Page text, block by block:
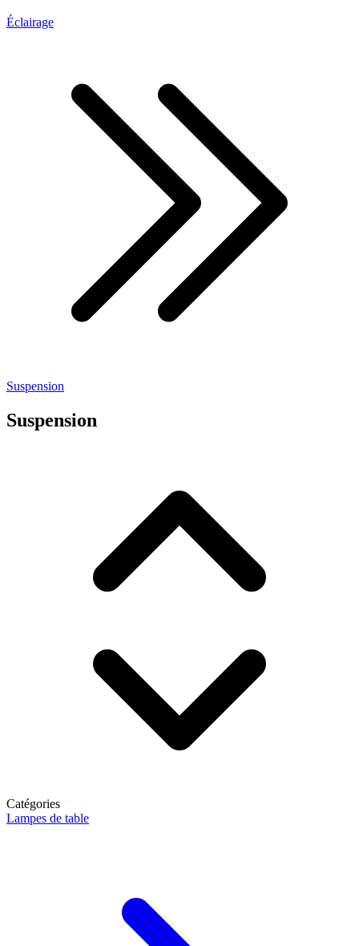
Éclairage
Suspension
Suspension
Catégories
Lampes de table